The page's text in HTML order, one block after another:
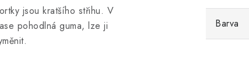
jsou kratšího střihu. V
pohodlná guma, lze ji
Barva